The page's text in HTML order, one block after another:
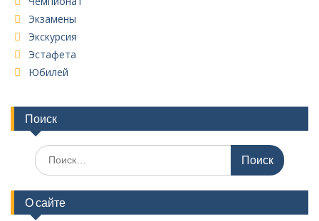
Экзамены
Экскурсия
Эстафета
Юбилей
Поиск
Поиск
по:
О сайте